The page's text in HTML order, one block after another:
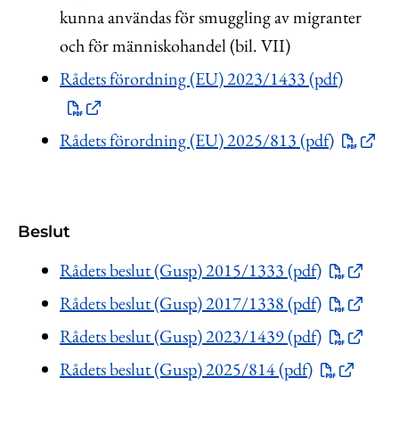
kunna användas för smuggling av migranter
och för människohandel (bil. VII)
Rådets förordning (EU) 2023/1433 (pdf)
Rådets förordning (EU) 2025/813 (pdf)
Beslut
Rådets beslut (Gusp) 2015/1333 (pdf)
Rådets beslut (Gusp) 2017/1338 (pdf)
Rådets beslut (Gusp) 2023/1439 (pdf)
Rådets beslut (Gusp) 2025/814 (pdf)